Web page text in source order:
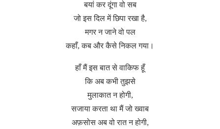
बयां कर दूंगा वो सब
जो इस दिल में छिपा रखा है,
मगर न जाने वो पल
कहाँ, कब और कैसे निकल गया।
हाँ मैं इस बात से वाकिफ हूँ
कि अब कभी तुझसे
मुलाकात न होगी,
सजाया करता था मैं जो ख्वाब
अफ़सोस अब वो रात न होगी,